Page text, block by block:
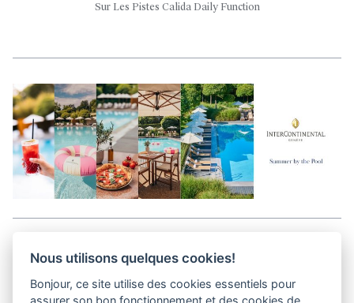
Sur Les Pistes Calida Daily Function
Kits médias
Nous utilisons quelques cookies!
Bonjour, ce site utilise des cookies essentiels pour
assurer son bon fonctionnement et des cookies de